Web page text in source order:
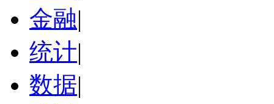
金融|
统计|
数据|